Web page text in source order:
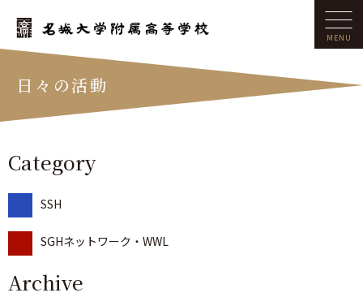
日々の活動
Category
SSH
SGHネットワーク・WWL
Archive